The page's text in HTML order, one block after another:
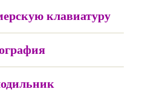
клавиатуру